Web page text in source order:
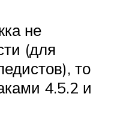
не
(для
то
4.5.2 и